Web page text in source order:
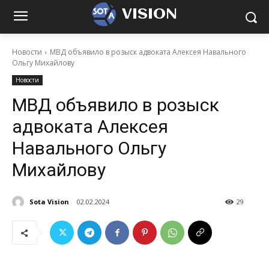
VISION
Новости
МВД объявило в розыск адвоката Алексея Навального
Ольгу Михайлову
Новости
МВД объявило в розыск
адвоката Алексея
Навального Ольгу
Михайлову
Sota Vision 02.02.2024 29